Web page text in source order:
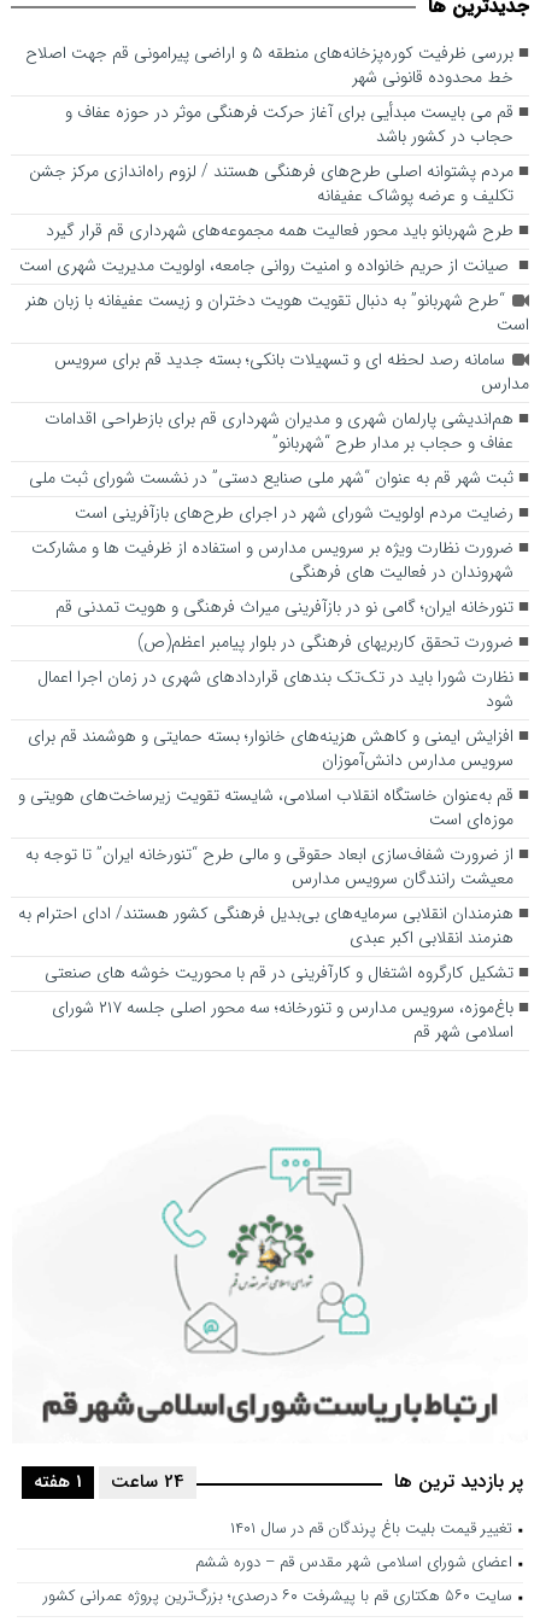
اصلاح خط محدوده قانونی شهر
حجاب در کشور باشد
جديدترين ها
بررسی ظرفیت کوره‌پزخانه‌های منطقه ۵ و اراضی پیرامونی قم جهت اصلاح
خط محدوده قانونی شهر
قم می بایست مبدأیی برای آغاز حرکت فرهنگی موثر در حوزه عفاف و
حجاب در کشور باشد
مردم پشتوانه اصلی طرح‌های فرهنگی هستند / لزوم راه‌اندازی مرکز جشن
تکلیف و عرضه پوشاک عفیفانه
طرح شهربانو باید محور فعالیت همه مجموعه‌های شهرداری قم قرار گیرد
صیانت از حریم خانواده و امنیت روانی جامعه، اولویت مدیریت شهری است
“طرح شهربانو” به دنبال تقویت هویت دختران و زیست عفیفانه با زبان هنر
است
سامانه رصد لحظه ای و تسهیلات بانکی؛ بسته جدید قم برای سرویس
مدارس
هم‌اندیشی پارلمان شهری و مدیران شهرداری قم برای بازطراحی اقدامات
عفاف و حجاب بر مدار طرح “شهربانو”
ثبت شهر قم به عنوان “شهر ملی صنایع دستی” در نشست شورای ثبت ملی
رضایت مردم اولویت شورای شهر در اجرای طرح‌های بازآفرینی است
ضرورت نظارت ویژه بر سرویس مدارس و استفاده از ظرفیت ها و مشارکت
شهروندان در فعالیت های فرهنگی
تنورخانه ایران؛ گامی نو در بازآفرینی میراث فرهنگی و هویت تمدنی قم
ضرورت تحقق کاربری­های فرهنگی در بلوار پیامبر اعظم(ص)
نظارت شورا باید در تک‌تک بندهای قراردادهای شهری در زمان اجرا اعمال
شود
افزایش ایمنی و کاهش هزینه‌های خانوار؛ بسته حمایتی و هوشمند قم برای
سرویس مدارس دانش‌آموزان
قم به‌عنوان خاستگاه انقلاب اسلامی، شایسته تقویت زیرساخت‌های هویتی و
موزه‌ای است
از ضرورت شفاف‌سازی ابعاد حقوقی و مالی طرح “تنورخانه ایران” تا توجه به
معیشت رانندگان سرویس مدارس
هنرمندان انقلابی سرمایه‌های بی‌بدیل فرهنگی کشور هستند/ ادای احترام به
هنرمند انقلابی اکبر عبدی
تشکیل کارگروه اشتغال و کارآفرینی در قم با محوریت خوشه های صنعتی
باغ‌موزه، سرویس مدارس و تنورخانه؛ سه محور اصلی جلسه ۲۱۷ شورای
اسلامی شهر قم
پر بازدید ترین ها 1 هفته 24 ساعت
تغییر قیمت بلیت باغ پرندگان قم در سال ۱۴۰۱
اعضای شورای اسلامی شهر مقدس قم – دوره ششم
سایت ۵۶۰ هکتاری قم با پیشرفت ۶۰ درصدی؛ بزرگ‌ترین پروژه عمرانی کشور